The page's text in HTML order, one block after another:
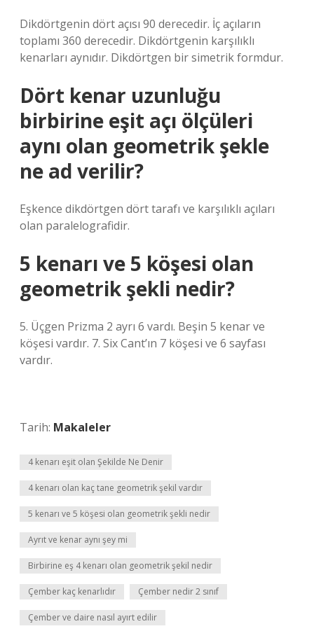
Dikdörtgenin dört açısı 90 derecedir. İç açıların
toplamı 360 derecedir. Dikdörtgenin karşılıklı
kenarları aynıdır. Dikdörtgen bir simetrik formdur.
Dört kenar uzunluğu
birbirine eşit açı ölçüleri
aynı olan geometrik şekle
ne ad verilir?
Eşkence dikdörtgen dört tarafı ve karşılıklı açıları
olan paralelografidir.
5 kenarı ve 5 köşesi olan
geometrik şekli nedir?
5. Üçgen Prizma 2 ayrı 6 vardı. Beşin 5 kenar ve
köşesi vardır. 7. Six Cant’ın 7 köşesi ve 6 sayfası
vardır.
Tarih: Makaleler
4 kenarı eşit olan Şekilde Ne Denir
4 kenarı olan kaç tane geometrik şekil vardır
5 kenarı ve 5 köşesi olan geometrik şekli nedir
Ayrıt ve kenar aynı şey mi
Birbirine eş 4 kenarı olan geometrik şekil nedir
Çember kaç kenarlıdır Çember nedir 2 sınıf
Çember ve daire nasıl ayırt edilir